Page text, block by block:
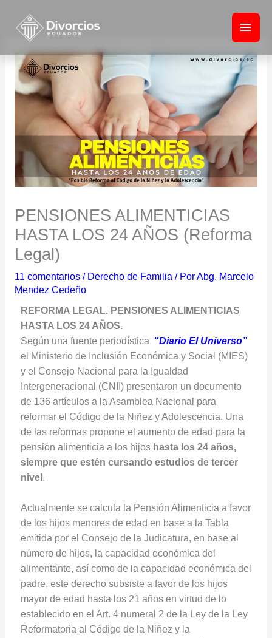
contenido
PENSIONES ALIMENTICIAS
HASTA LOS 24 AÑOS (Reforma
Legal)
11 comentarios / Derecho de Familia / PorAbg. Marcelo
Mendez Cedeño
REFORMA LEGAL. PENSIONES ALIMENTICIAS
HASTA LOS 24 AÑOS.
Según una fuente periodística “Diario El Universo”
el Ministerio de Inclusión Económica y Social (MIES)
y el Consejo Nacional para la Igualdad
Intergeneracional (CNII) presentaron un documento
de 136 artículos a la Asamblea Nacional para
reformar el Código de la Niñez y Adolescencia. Una
de las reformas propone el aumento de edad para la
pensión alimenticia a los hijoshasta los 24 años,
siempre que estén cursando estudios de tercer
nivel .
Actualmente se calcula la Pensión Alimenticia a favor
de los hijos menores de edad en base a la Tabla
emitida por el Consejo de la Judicatura, en base al
número de hijos, la capacidad económica del
alimentante, así como de la capacidad económica del
padre, este derecho subsiste a favor de los hijos
mayor de edad hasta los 21 años en virtud de lo
establecido en el Art. 4 numeral 2 de la Ley de la Ley
Reformatoria al Código de la Niñez y la